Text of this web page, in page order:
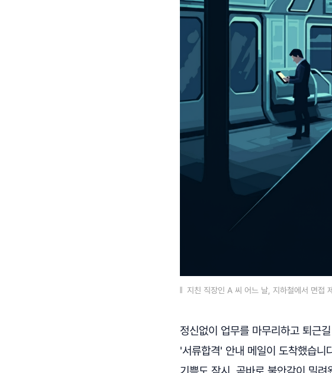
지친 직장인 A 씨 어느 날, 지하철에서 면접
정신없이 업무를 마무리하고 퇴근
'서류합격' 안내 메일이 도착했습